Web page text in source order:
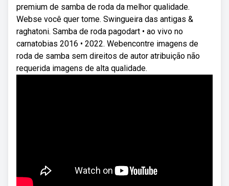
premium de samba de roda da melhor qualidade.
Webse você quer tome. Swingueira das antigas &
raghatoni. Samba de roda pagodart • ao vivo no
carnatobias 2016 • 2022. Webencontre imagens de
roda de samba sem direitos de autor atribuição não
requerida imagens de alta qualidade.